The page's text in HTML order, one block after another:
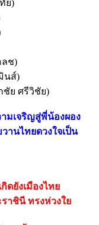
ย)
ลช)
นส์)
ชัย ศรีวิชัย)
มเจริญสู่พี่น้องผอง
านไทยดวงใจเป็น
ดยังเมืองไทย
าชินี ทรงห่วงใย